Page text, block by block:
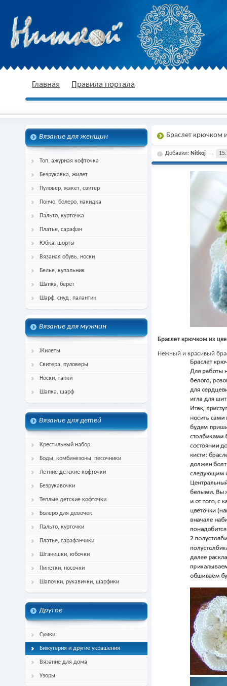
спицами, схема и описание
Главная Правила портала
Вязание для женщин
Топ, ажурная кофточка
Безрукавка, жилет
Пуловер, жакет, свитер
Пончо, болеро, накидка
Пальто, курточка
Платье, сарафан
Юбка, шорты
Вязаная обувь, носки
Белье, купальник
Шапка, берет
Шарф, снуд, палантин
Вязание для мужчин
Жилеты
Свитера, пуловеры
Носки, тапки
Шапка, шарф
Вязание для детей
Крестильный набор
Боды, комбинезоны, песочники
Летние детские кофточки
Безрукавочки
Теплые детские кофточки
Болеро для девочек
Пальто, курточки
Платье, сарафанчики
Штанишки, юбочки
Пинетки, носочки
Шапочки, рукавички, шарфики
Другое
Сумки
Бижутерия и другие украшения
Вязание для дома
Узоры
Браслет крючком
Добавил: Nitkoj
Браслет крючком из
Нежный и красивый